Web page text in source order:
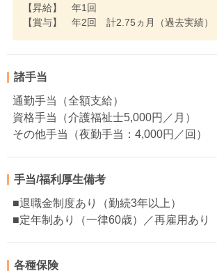
【昇給】 年1回
【賞与】 年2回 計2.75ヵ月（過去実績）
諸手当
通勤手当（全額支給）
資格手当（介護福祉士5,000円／月）
その他手当（夜勤手当：4,000円／回）
手当/福利厚生備考
■退職金制度あり（勤続3年以上）
■定年制あり（一律60歳）／再雇用あり
各種保険